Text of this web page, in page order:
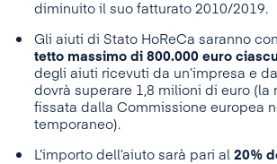
diminuito il suo fatturato 2010/2019.
Gli aiuti di Stato HoReCa saranno
tetto massimo di 800.000 euro
degli aiuti ricevuti da un’impresa e
dovrà superare 1,8 milioni di euro (la
fissata dalla Commissione europea
temporaneo).
L’importo dell’aiuto sarà pari al 20%